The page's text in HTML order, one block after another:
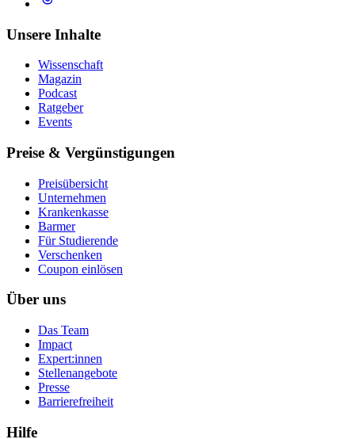
Unsere Inhalte
Wissenschaft
Magazin
Podcast
Ratgeber
Events
Preise & Vergünstigungen
Preisübersicht
Unternehmen
Krankenkasse
Barmer
Für Studierende
Ver­schen­ken
Coupon einlösen
Über uns
Das Team
Impact
Expert:innen
Stellenangebote
Presse
Barrierefreiheit
Hilfe